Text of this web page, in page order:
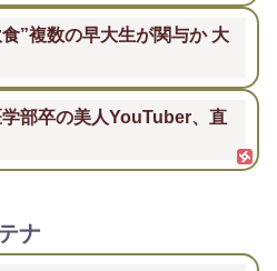
食”複数の早大生が関与か 大
学部卒の美人YouTuber、直
ナ